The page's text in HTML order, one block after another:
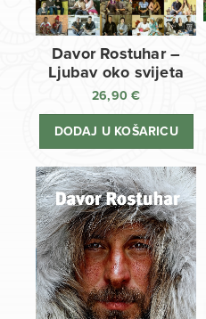
Davor Rostuhar –
Ljubav oko svijeta
26,90€
DODAJ U KOŠARICU